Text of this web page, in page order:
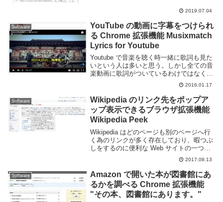
まい、目的のタブを見つけるのが大変な事
がある。大量にタブを開くヘビーユー...
2019.07.04
Software
YouTube の動画に字幕をつけられ
る Chrome 拡張機能 Musixmatch
Lyrics for Youtube
Youtube で音楽を聴く時一緒に歌詞も見た
いという人は多いと思う。しかし全ての音
楽動画に歌詞がついているわけではなく、
歌詞つきのものを探すか、歌詞サイトを開
きながら見る事になると思う。それだと少
し面倒くさいですね。大手歌詞サイトであ
2016.01.17
Software
Wikipedia のリンク先をポップア
ップ表示できるブラウザ拡張機能
Wikipedia Peek
Wikipedia はどのページも別のページへ行
く為のリンクが多く存在しており、暇つぶ
しをするのに便利な Web サイトの一つと
なっています。が、調べ物をおこなう際に
出てきた知らない単語や、ちょっと気にな
った言葉のリンクを一々開いていたらキ...
2017.08.13
Software
Amazon で開いた本が図書館にあ
るかを調べる Chrome 拡張機能
"その本、図書館にあります。"